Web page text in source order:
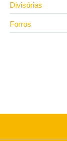
Divisórias
Forros